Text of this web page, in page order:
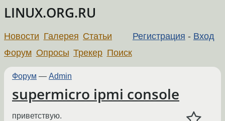
LINUX.ORG.RU
Регистрация - Вход
Новости Галерея Статьи
Форум Опросы Трекер Поиск
Форум — Admin
supermicro ipmi console
приветствую.